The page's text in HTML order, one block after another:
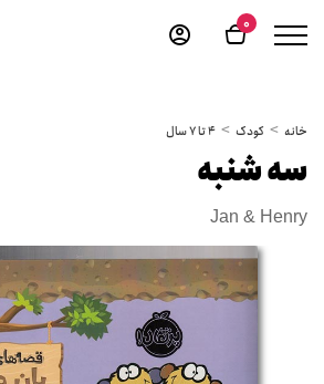
0
خانه کودک 4 تا 7 سال
سه شنبه
Jan & Henry